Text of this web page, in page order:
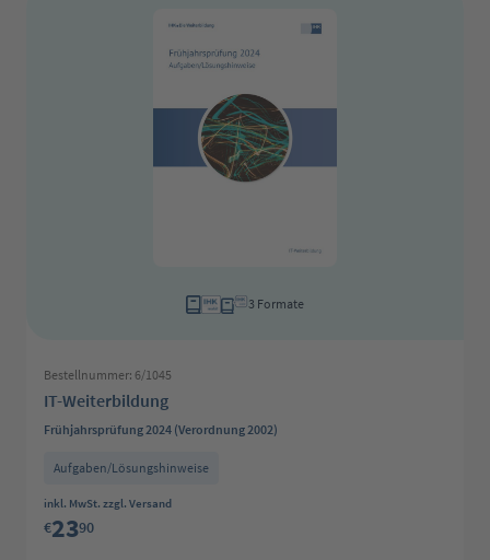
3 Formate
Bestellnummer: 6/1045
IT-Weiterbildung
Frühjahrsprüfung 2024 (Verordnung 2002)
Aufgaben/Lösungshinweise
Regulärer Preis:
inkl. MwSt. zzgl. Versand
€2390